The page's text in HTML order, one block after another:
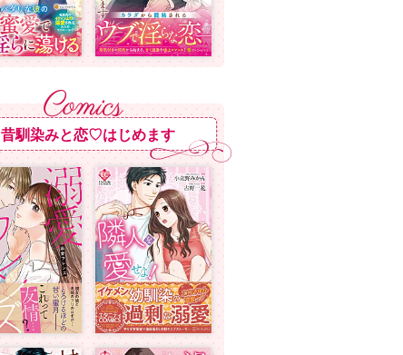
昔馴染みと恋♡はじめます